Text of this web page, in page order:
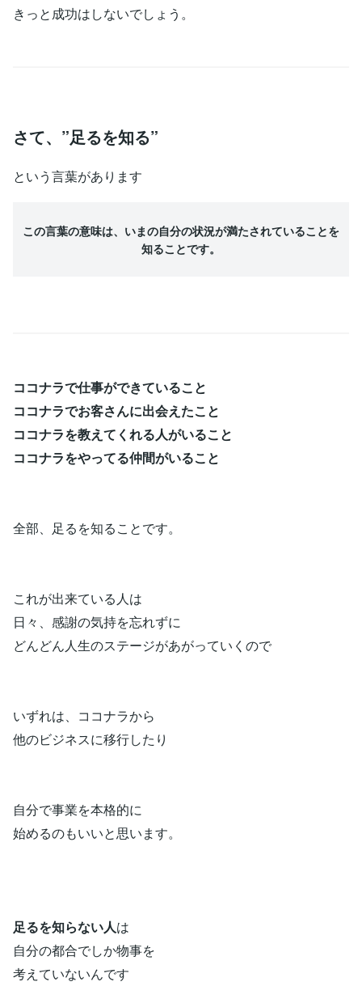
きっと成功はしないでしょう。
さて、”足るを知る”
という言葉があります
この言葉の意味は、いまの自分の状況が満たされていることを
知ることです。
ココナラで仕事ができていること
ココナラでお客さんに出会えたこと
ココナラを教えてくれる人がいること
ココナラをやってる仲間がいること
全部、足るを知ることです。
これが出来ている人は
日々、感謝の気持を忘れずに
どんどん人生のステージがあがっていくので
いずれは、ココナラから
他のビジネスに移行したり
自分で事業を本格的に
始めるのもいいと思います。
足るを知らない人は
自分の都合でしか物事を
考えていないんです